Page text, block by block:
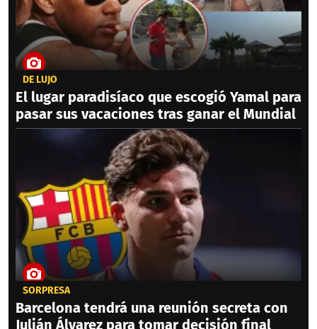
DE LUJO
El lugar paradisíaco que escogió Yamal para
pasar sus vacaciones tras ganar el Mundial
SORPRESA
Barcelona tendrá una reunión secreta con
Julián Álvarez para tomar decisión final